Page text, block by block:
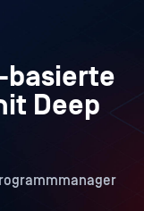
basierte
Deep